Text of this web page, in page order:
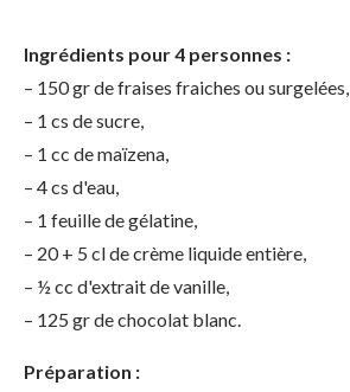
Ingrédients pour 4 personnes :
– 150 gr de fraises fraiches ou surgelées,
– 1 cs de sucre,
– 1 cc de maïzena,
– 4 cs d'eau,
– 1 feuille de gélatine,
– 20 + 5 cl de crème liquide entière,
– ½ cc d'extrait de vanille,
– 125 gr de chocolat blanc.
Préparation :